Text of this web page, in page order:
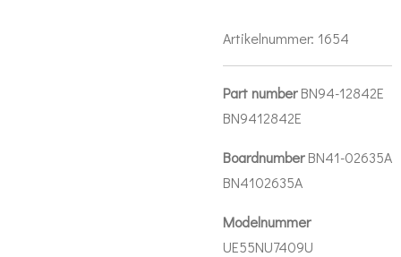
Artikelnummer: 1654
Part numberBN94-12842E
BN9412842E
BoardnumberBN41-02635A
BN4102635A
Modelnummer
UE55NU7409U